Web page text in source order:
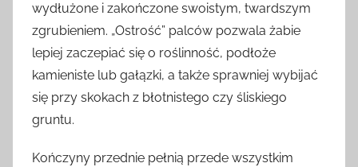
wydłużone i zakończone swoistym, twardszym
zgrubieniem. „Ostrość” palców pozwala żabie
lepiej zaczepiać się o roślinność, podłoże
kamieniste lub gałązki, a także sprawniej wybijać
się przy skokach z błotnistego czy śliskiego
gruntu.
Kończyny przednie pełnią przede wszystkim